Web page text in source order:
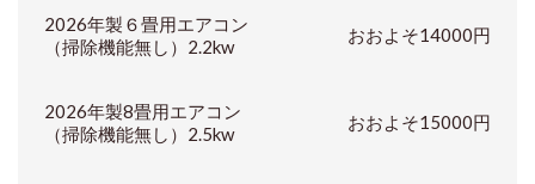
2026年製６畳用エアコン
（掃除機能無し）2.2kw
おおよそ14000円
2026年製8畳用エアコン
（掃除機能無し）2.5kw
おおよそ15000円